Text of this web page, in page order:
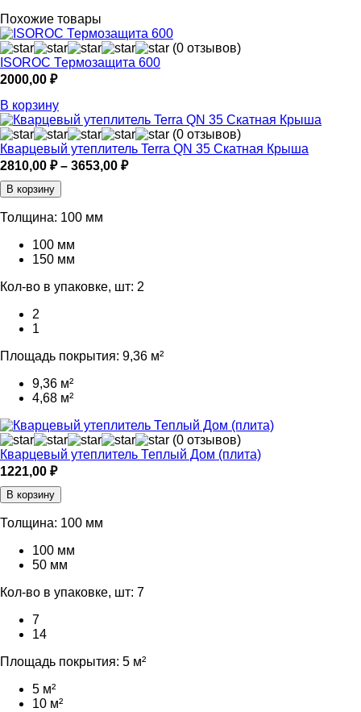
Похожие товары
(0 отзывов)
ISOROC Термозащита 600
2000,00 ₽
В корзину
(0 отзывов)
Кварцевый утеплитель Terra QN 35 Скатная Крыша
2810,00 ₽ – 3653,00 ₽Диапазон
В корзину
Толщина: 100 мм
100 мм
150 мм
Кол-во в упаковке, шт: 2
2
1
Площадь покрытия: 9,36 м²
9,36 м²
4,68 м²
(0 отзывов)
Кварцевый утеплитель Теплый Дом (плита)
1221,00 ₽
В корзину
Толщина: 100 мм
100 мм
50 мм
Кол-во в упаковке, шт: 7
7
14
Площадь покрытия: 5 м²
5 м²
10 м²